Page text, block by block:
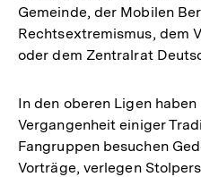
Gemeinde, der Mobilen
Rechtsextremismus, dem
oder dem Zentralrat
In den oberen Ligen
Vergangenheit einiger
Fangruppen besuchen
Vorträge, verlegen